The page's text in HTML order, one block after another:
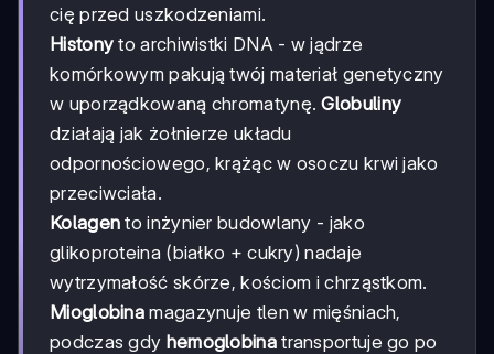
cię przed uszkodzeniami.
Histony to archiwistki DNA - w jądrze
komórkowym pakują twój materiał genetyczny
w uporządkowaną chromatynę.Globuliny
działają jak żołnierze układu
odpornościowego, krążąc w osoczu krwi jako
przeciwciała.
Kolagen to inżynier budowlany - jako
glikoproteina (białko + cukry) nadaje
wytrzymałość skórze, kościom i chrząstkom.
Mioglobina magazynuje tlen w mięśniach,
podczas gdy hemoglobinatransportuje go po